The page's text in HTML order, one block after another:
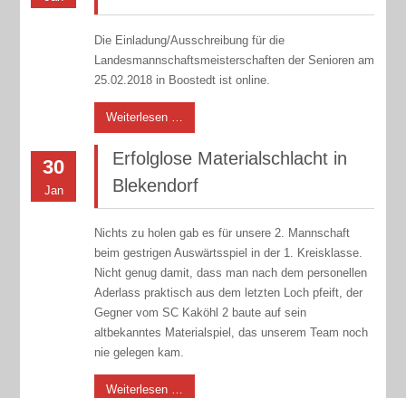
Die Einladung/Ausschreibung für die
Landesmannschaftsmeisterschaften der Senioren am
25.02.2018 in Boostedt ist online.
Weiterlesen …
30
Jan
Erfolglose Materialschlacht in
Blekendorf
Nichts zu holen gab es für unsere 2. Mannschaft
beim gestrigen Auswärtsspiel in der 1. Kreisklasse.
Nicht genug damit, dass man nach dem personellen
Aderlass praktisch aus dem letzten Loch pfeift, der
Gegner vom SC Kaköhl 2 baute auf sein
altbekanntes Materialspiel, das unserem Team noch
nie gelegen kam.
Weiterlesen …